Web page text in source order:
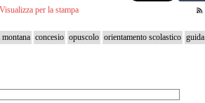
Visualizza per la stampa
concesio opuscolo orientamento scolastico guida